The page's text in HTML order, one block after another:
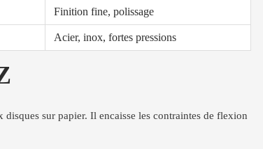
Finition fine, polissage
Acier, inox, fortes pressions
sur papier. Il encaisse les contraintes de flexion